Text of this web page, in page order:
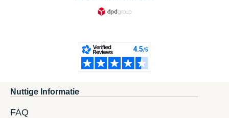
Nuttige Informatie
FAQ